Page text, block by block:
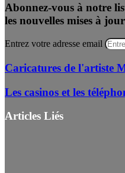
Abonnez-vous à notre
les nouvelles mises à
Entrez votre adresse email
Caricatures de l'artiste
Les casinos et les
Articles Liés